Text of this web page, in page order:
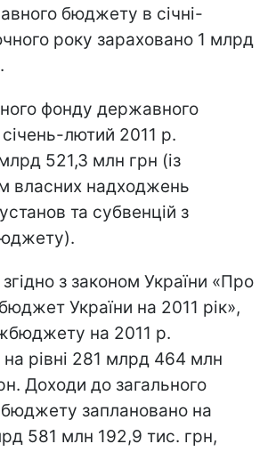
бюджету в січні-
року зараховано 1 млрд
фонду державного
лютий 2011 р.
521,3 млн грн (із
власних надходжень
та субвенцій з
з законом України «Про
України на 2011 рік»,
на 2011 р.
на рівні 281 млрд 464 млн
Доходи до загального
заплановано на
581 млн 192,9 тис. грн,